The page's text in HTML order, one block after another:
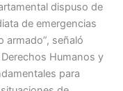
dispuso de
de emergencias
armado”, señaló
Humanos y
para